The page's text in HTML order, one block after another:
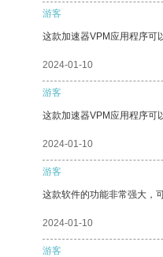
游客
这款加速器VPM应用程序可
2024-01-10
游客
这款加速器VPM应用程序可
2024-01-10
游客
这款软件的功能非常强大，
2024-01-10
游客